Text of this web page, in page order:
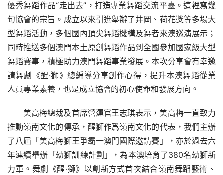
優秀舞蹈作品“走出去”，打造專業舞蹈交流平臺。這裡寫幾
句協會的宗旨。成立以來引進舉辦了井岡、荷花獎等多場大
型舞蹈活動，多個國內頂尖舞蹈機構及舞者來澳巡演展示；
同時推送多個澳門本土原創舞蹈作品到全國參加國家級大型
舞蹈賽事，積極助力澳門舞蹈事業發展。本次分享會有幸邀
請舞劇《醒·獅》總編導分享創作心得，提升本澳舞蹈從業
人員專業素養，也是成立協會的初心使命和發展方向。
美高梅總裁及首席營運官王志琪表示，美高梅一直致力
推動嶺南文化的傳承，醒獅作爲嶺南文化的代表，我們主辦
了八屆「美高梅獅王爭霸一澳門國際邀請賽」，亦於過去六
年連續舉辦「幼獅訓練計劃」，為本澳培育了380名幼獅新
力軍。舞劇《醒·獅》以創新方式首次結合嶺南舞蹈藝術、